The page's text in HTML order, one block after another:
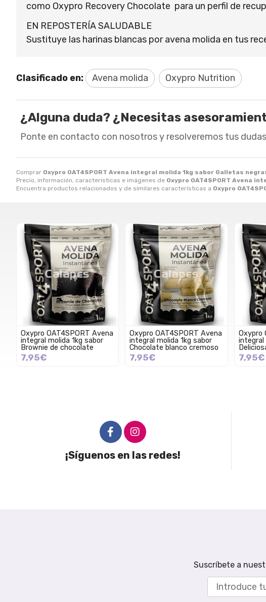
Comprar Oxypro OAT4SPORT Avena integral molida 1kg sabor Galletas
Precio, información, características e imágenes de Oxypro OAT4SPORT Avena
Encuentra productos relacionados y de similares características a Oxypro
como Oxypro Recovery Chocolate para un perfil de
EN REPOSTERÍA SALUDABLE
Sustituye las harinas blancas por avena molida en tus
Clasificado en: Avena molida Oxypro Nutrition
¿Alguna duda? ¿Necesitas
Ponte en contacto con nosotros y resolveremos tus
Oxypro OAT4SPORT Avena
integral molida 1kg sabor
Brownie de chocolate
7,95€
Oxypro OAT4SPORT Avena
integral molida 1kg sabor
Chocolate blanco cremoso
7,95€
Oxypro
integral
7,95€
¡Síguenos en las redes!
Suscríbete a